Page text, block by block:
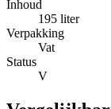
Inhoud
195 liter
Verpakking
Vat
Status
V